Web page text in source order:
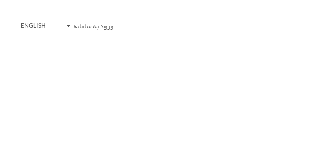
ورود به سامانه ENGLISH